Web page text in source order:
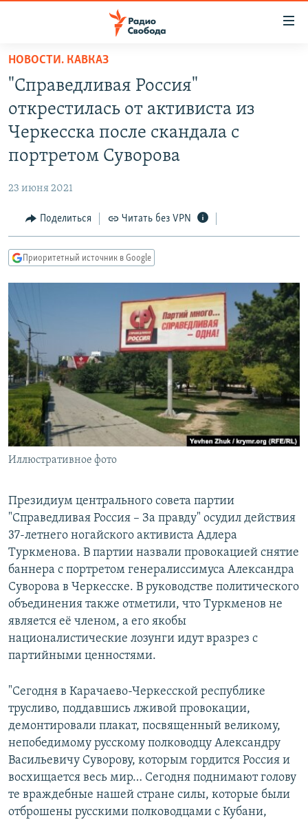
упрощенного
доступа
основному
содержанию
Вернутся
навигации
Вернутся
ПРОГРАММЫ
ПОДКАСТЫ
АВТОРСКИЕ ПРОЕКТЫ
ЦИТАТЫ СВОБОДЫ
IDEL.РЕАЛИИ
КАВКАЗ.РЕАЛИИ
РАСПИСАНИЕ ВЕЩАНИЯ
ПОДПИШИТЕСЬ НА РАССЫЛКУ
СОЦИАЛЬНЫЕ СЕТИ
НОВОСТИ. КАВКАЗ
"Справедливая Россия"
открестилась от активиста из
Черкесска после скандала с
портретом Суворова
23 июня 2021
Поделиться Читать без VPN
Приоритетный источник в Google
Иллюстративное фото
Президиум центрального совета партии
"Справедливая Россия – За правду" осудил действия
37-летнего ногайского активиста Адлера
Туркменова. В партии назвали провокацией снятие
баннера с портретом генералиссимуса Александра
Суворова в Черкесске. В руководстве политического
объединения также отметили, что Туркменов не
является её членом, а его якобы
националистические лозунги идут вразрез с
партийными ценностями.
"Сегодня в Карачаево-Черкесской республике
трусливо, поддавшись лживой провокации,
демонтировали плакат, посвященный великому,
непобедимому русскому полководцу Александру
Васильевичу Суворову, которым гордится Россия и
восхищается весь мир… Сегодня поднимают голову
те враждебные нашей стране силы, которые были
отброшены русскими полководцами с Кубани,